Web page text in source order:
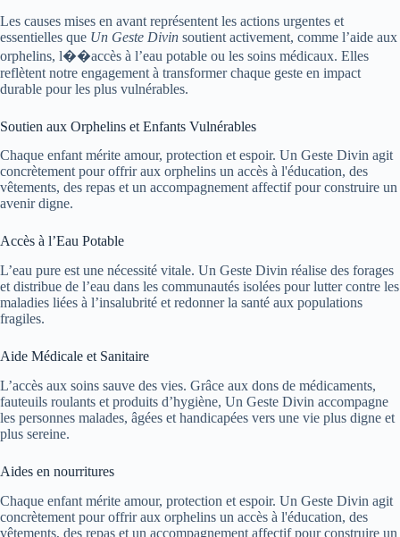
Les causes mises en avant représentent les actions urgentes et
essentielles que Un Geste Divin soutient activement, comme l’aide aux
orphelins, l��accès à l’eau potable ou les soins médicaux. Elles
reflètent notre engagement à transformer chaque geste en impact
durable pour les plus vulnérables.
Soutien aux Orphelins et Enfants Vulnérables
Chaque enfant mérite amour, protection et espoir. Un Geste Divin agit
concrètement pour offrir aux orphelins un accès à l'éducation, des
vêtements, des repas et un accompagnement affectif pour construire un
avenir digne.
Accès à l’Eau Potable
L’eau pure est une nécessité vitale. Un Geste Divin réalise des forages
et distribue de l’eau dans les communautés isolées pour lutter contre les
maladies liées à l’insalubrité et redonner la santé aux populations
fragiles.
Aide Médicale et Sanitaire
L’accès aux soins sauve des vies. Grâce aux dons de médicaments,
fauteuils roulants et produits d’hygiène, Un Geste Divin accompagne
les personnes malades, âgées et handicapées vers une vie plus digne et
plus sereine.
Aides en nourritures
Chaque enfant mérite amour, protection et espoir. Un Geste Divin agit
concrètement pour offrir aux orphelins un accès à l'éducation, des
vêtements, des repas et un accompagnement affectif pour construire un